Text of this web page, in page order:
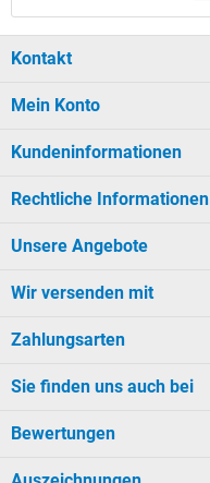
Kontakt
Mein Konto
Kundeninformationen
Rechtliche Informationen
Unsere Angebote
Wir versenden mit
Zahlungsarten
Sie finden uns auch bei
Bewertungen